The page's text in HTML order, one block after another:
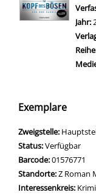
Jahr:
Exemplare
Zweigstelle:
Status:Verfügbar
Barcode:01576771
Standorte:Z Roman
Interessenkreis: Krimi